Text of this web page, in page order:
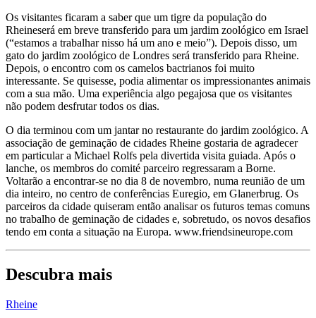
Os visitantes ficaram a saber que um tigre da população do
Rheineserá em breve transferido para um jardim zoológico em Israel
(“estamos a trabalhar nisso há um ano e meio”). Depois disso, um
gato do jardim zoológico de Londres será transferido para Rheine.
Depois, o encontro com os camelos bactrianos foi muito
interessante. Se quisesse, podia alimentar os impressionantes animais
com a sua mão. Uma experiência algo pegajosa que os visitantes
não podem desfrutar todos os dias.
O dia terminou com um jantar no restaurante do jardim zoológico. A
associação de geminação de cidades Rheine gostaria de agradecer
em particular a Michael Rolfs pela divertida visita guiada. Após o
lanche, os membros do comité parceiro regressaram a Borne.
Voltarão a encontrar-se no dia 8 de novembro, numa reunião de um
dia inteiro, no centro de conferências Euregio, em Glanerbrug. Os
parceiros da cidade quiseram então analisar os futuros temas comuns
no trabalho de geminação de cidades e, sobretudo, os novos desafios
tendo em conta a situação na Europa. www.friendsineurope.com
Descubra mais
Rheine